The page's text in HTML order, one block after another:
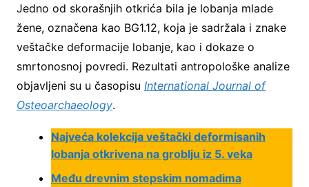
Jedno od skorašnjih otkrića bila je lobanja mlade
žene, označena kao BG1.12, koja je sadržala i znake
veštačke deformacije lobanje, kao i dokaze o
smrtonosnoj povredi. Rezultati antropološke analize
objavljeni su u časopisu International Journal of
Osteoarchaeology.
Najveća kolekcija veštački deformisanih
lobanja otkrivena na groblju iz 5. veka
Među drevnim stepskim nomadima